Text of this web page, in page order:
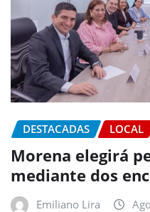
DESTACADAS LOCAL
Morena elegirá
mediante dos
Emiliano Lira